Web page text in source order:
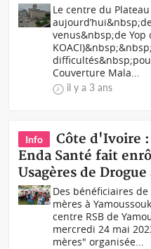
Le centre du
venus&nbsp;de Yop
Couverture Mala...
il y a 3 ans
Info
Côte d'Ivoire
Enda Santé fait
Usagères de Drogue
Des bénéficiaires
mères à
centre RSB de
mercredi 24 mai
mères" organisée...